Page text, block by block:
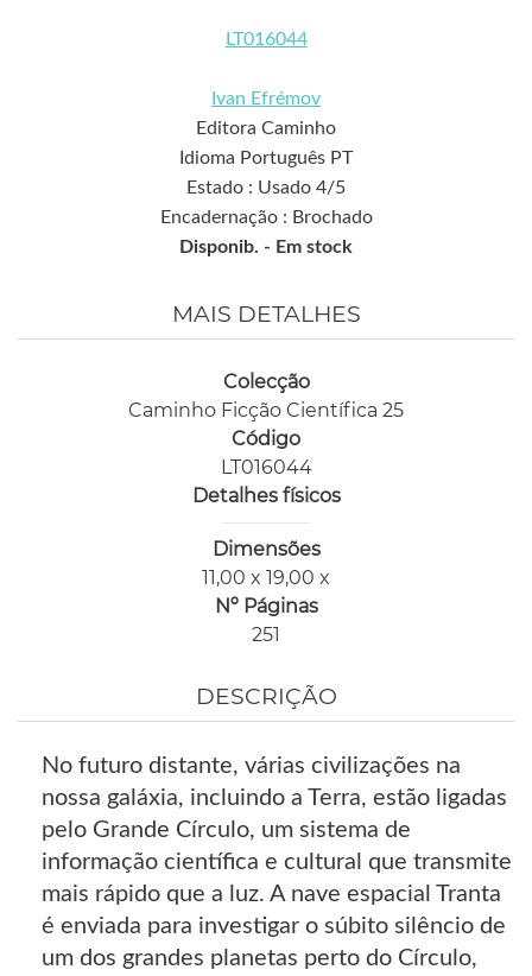
LT016044
Ivan Efrémov
Editora Caminho
Idioma Português PT
Estado : Usado 4/5
Encadernação : Brochado
Disponib. - Em stock
MAIS DETALHES
Colecção
Caminho Ficção Científica 25
Código
LT016044
Detalhes físicos
Dimensões
11,00 x 19,00 x
Nº Páginas
251
DESCRIÇÃO
No futuro distante, várias civilizações na
nossa galáxia, incluindo a Terra, estão ligadas
pelo Grande Círculo, um sistema de
informação científica e cultural que transmite
mais rápido que a luz. A nave espacial Tranta
é enviada para investigar o súbito silêncio de
um dos grandes planetas perto do Círculo,